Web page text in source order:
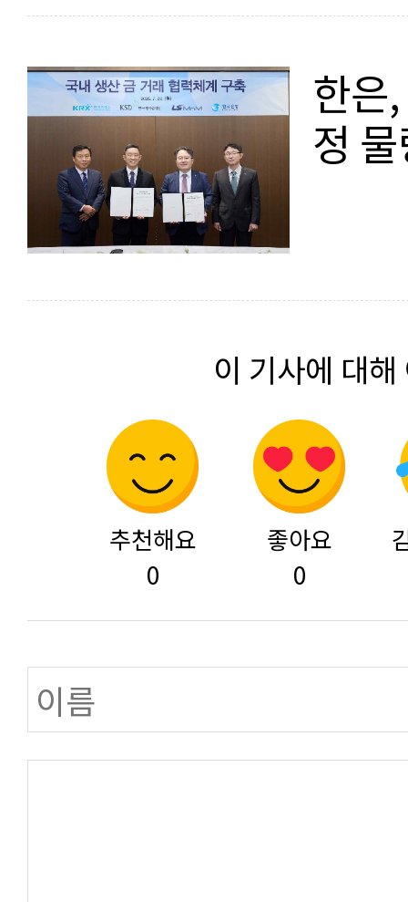
한은
정
이 기사에 대
추천해요
0
좋아요
0